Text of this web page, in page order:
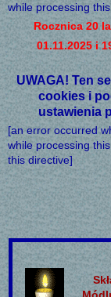
while processing
Rocznica 20
01.11.2025 i
UWAGA! Ten
cookies i
ustawienia
[an error occurred
while processing
this directive]